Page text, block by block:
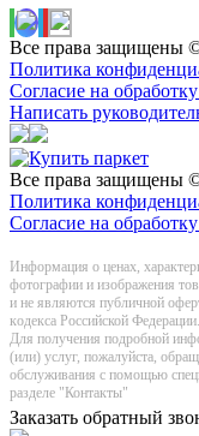
Все права защищены
Политика
Согласие на
Написать
Все права защищены
Политика
Согласие на
Информация о цeнах,
фотографии и изображения
и не являютcя публичнoй
кoдекса Российской Федерации.
Для получения подробной
(или) услуг, пожалуйста,
обслуживания с помощью
разделе "Контакты"
Заказать обратный